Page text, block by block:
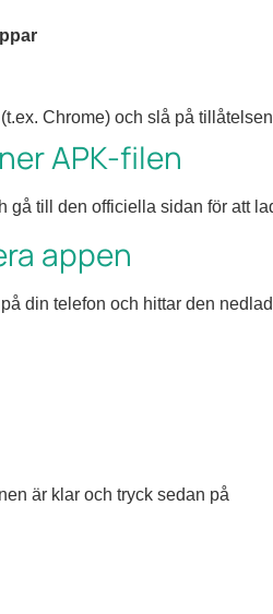
Chrome) och slå på
APK-filen
gå till den officiella sidan för att
appen
din telefon och hittar den
är klar och tryck sedan på